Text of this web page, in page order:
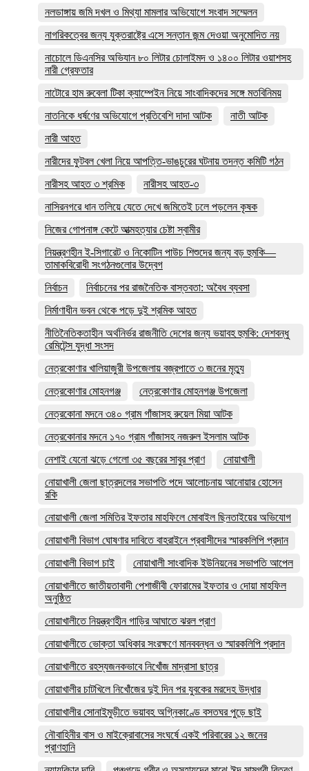
নলডাঙ্গায় জমি দখল ও মিথ্যা মামলার অভিযোগে সংবাদ সম্মেলন
নাগরিকত্বের জন্য যুক্তরাষ্ট্রে এসে সন্তান জন্ম দেওয়া অনুমোদিত নয়
নাচোলে ডিএনসির অভিযান ৮০ লিটার চোলাইমদ ও ১৪০০ লিটার ওয়াশসহ
নারী গ্রেফতার
নাটোরে হাম রুবেলা টিকা ক্যাম্পেইন নিয়ে সাংবাদিকদের সঙ্গে মতবিনিময়
নাতনিকে ধর্ষণের অভিযোগে প্রতিবেশি দাদা আটক
নাতী আটক
নারী আহত
নারীদের ফুটবল খেলা নিয়ে আপত্তি-ভাঙচুরের ঘটনায় তদন্ত কমিটি গঠন
নারীসহ আহত ৩ শ্রমিক
নারীসহ আহত-৩
নাসিরনগরে ধান তলিয়ে যেতে দেখে জমিতেই ঢলে পড়লেন কৃষক
নিজের গোপনাঙ্গ কেটে আত্মহত্যার চেষ্টা স্বামীর
নিয়ন্ত্রণহীন ই-সিগারেট ও নিকোটিন পাউচ শিশুদের জন্য বড় হুমকি—
তামাকবিরোধী সংগঠনগুলোর উদ্বেগ
নির্বাচন
নির্বাচনের পর রাজনৈতিক বাস্তবতা: অবৈধ ব্যবসা
নির্মাণাধীন ভবন থেকে পড়ে দুই শ্রমিক আহত
নীতিনৈতিকতাহীন অর্থনির্ভর রাজনীতি দেশের জন্য ভয়াবহ হুমকি: দেশবন্ধু
রেমিটেন্স যুদ্ধা সংসদ
নেত্রকোণার খালিয়াজুরী উপজেলায় বজ্রপাতে ৩ জনের মৃত্যু
নেত্রকোণার মোহনগঞ্জ
নেত্রকোণার মোহনগঞ্জ উপজেলা
নেত্রকোনা মদনে ৩৪০ গ্রাম গাঁজাসহ রুয়েল মিয়া আটক
নেত্রকোনার মদনে ১৭০ গ্রাম গাঁজাসহ নজরুল ইসলাম আটক
নেশাই যেনো ঝড়ে গেলো ৩৫ বছরের সাবুর প্রাণ
নোয়াখালী
নোয়াখালী জেলা ছাত্রদলের সভাপতি পদে আলোচনায় আনোয়ার হোসেন
রকি
নোয়াখালী জেলা সমিতির ইফতার মাহফিলে মোবাইল ছিনতাইয়ের অভিযোগ
নোয়াখালী বিভাগ ঘোষণার দাবিতে বাহরাইনে প্রবাসীদের স্মারকলিপি প্রদান
নোয়াখালী বিভাগ চাই
নোয়াখালী সাংবাদিক ইউনিয়নের সভাপতি আপেল
নোয়াখালীতে জাতীয়তাবাদী পেশাজীবী ফোরামের ইফতার ও দোয়া মাহফিল
অনুষ্ঠিত
নোয়াখালীতে নিয়ন্ত্রণহীন গাড়ির আঘাতে ঝরল প্রাণ
নোয়াখালীতে ভোক্তা অধিকার সংরক্ষণে মানববন্ধন ও স্মারকলিপি প্রদান
নোয়াখালীতে রহস্যজনকভাবে নিখোঁজ মাদ্রাসা ছাত্র
নোয়াখালীর চাটখিলে নিখোঁজের দুই দিন পর যুবকের মরদেহ উদ্ধার
নোয়াখালীর সোনাইমুড়ীতে ভয়াবহ অগ্নিকাণ্ডে বসতঘর পুড়ে ছাই
নৌবাহিনীর বাস ও মাইক্রোবাসের সংঘর্ষে একই পরিবারের ১২ জনের
প্রাণহানি